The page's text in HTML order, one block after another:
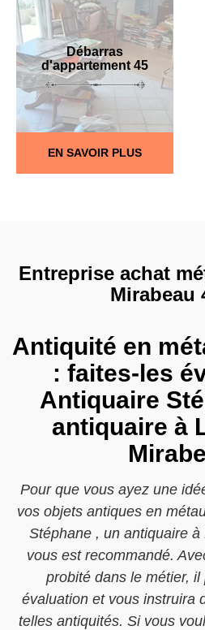
Débarras
d'appartement 45
EN SAVOIR PLUS
Entreprise achat
Mirabeau
Antiquité en
: faites-les
Antiquaire
antiquaire à
Pour que vous ayez une
vos objets antiques en
Stéphane , un antiquaire
vous est recommandé.
probité dans le métier,
évaluation et vous instruira
telles antiquités. Si vous